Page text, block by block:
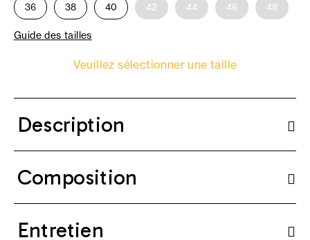
36 38 40 42 44 46 48
Guide des tailles
Veuillez sélectionner une taille
Description
Composition
Entretien